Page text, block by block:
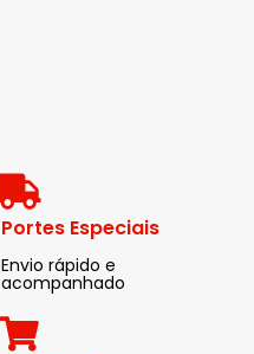
Portes Especiais
Envio rápido e
acompanhado